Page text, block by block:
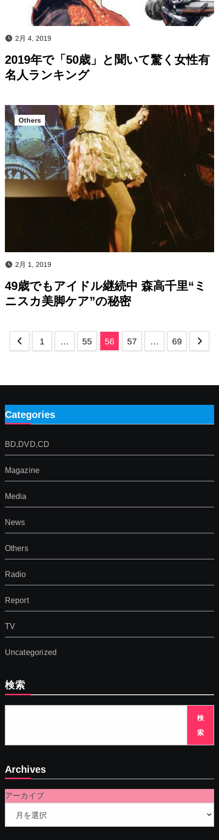
2月 4, 2019
2019年で「50歳」と聞いて驚く女性有
名人ランキング
Others
2月 1, 2019
49歳でもアイドル継続中 森高千里“ミ
ニスカ美脚ケア”の秘密
投
の
ペ
ー
ジ
送
り
1 … 55 56 57 … 69
Categories
BD,DVD,CD
Magazine
Media
News
Others
Radio
Report
TV
Uncategorized
検索
検
索
Archives
アーカイブ